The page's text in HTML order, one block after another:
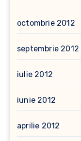
octombrie 2012
septembrie 2012
iulie 2012
iunie 2012
aprilie 2012